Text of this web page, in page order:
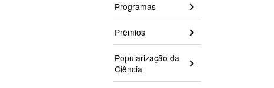
Programas
Prêmios
Popularização da
Ciência